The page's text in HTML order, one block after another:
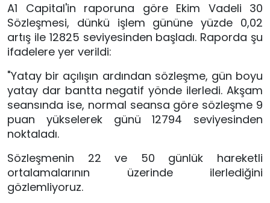
A1 Capital'in raporuna göre Ekim Vadeli 30
Sözleşmesi, dünkü işlem gününe yüzde 0,02
artış ile 12825 seviyesinden başladı. Raporda şu
ifadelere yer verildi:
"Yatay bir açılışın ardından sözleşme, gün boyu
yatay dar bantta negatif yönde ilerledi. Akşam
seansında ise, normal seansa göre sözleşme 9
puan yükselerek günü 12794 seviyesinden
noktaladı.
Sözleşmenin 22 ve 50 günlük hareketli
ortalamalarının üzerinde ilerlediğini
gözlemliyoruz.